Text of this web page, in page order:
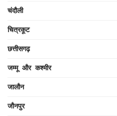
चंदौली
चित्रकूट
छत्तीसगढ़
जम्मू और कश्मीर
जालौन
जौनपुर